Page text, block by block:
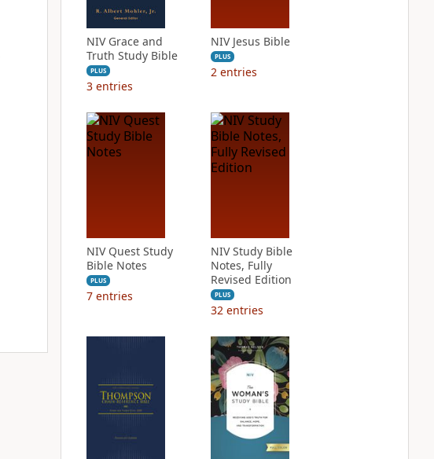
NIV Grace and
Truth Study Bible
PLUS
3 entries
NIV Jesus Bible
PLUS
2 entries
NIV Quest Study
Bible Notes
PLUS
7 entries
NIV Study Bible
Notes, Fully
Revised Edition
PLUS
32 entries